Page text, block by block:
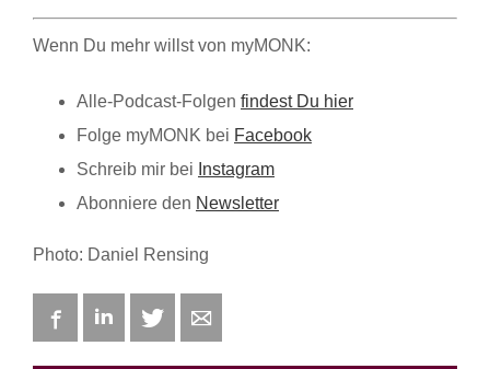
Wenn Du mehr willst von myMONK:
Alle-Podcast-Folgen findest Du hier
Folge myMONK bei Facebook
Schreib mir bei Instagram
Abonniere den Newsletter
Photo: Daniel Rensing
FacebookLinkedIn Twitter